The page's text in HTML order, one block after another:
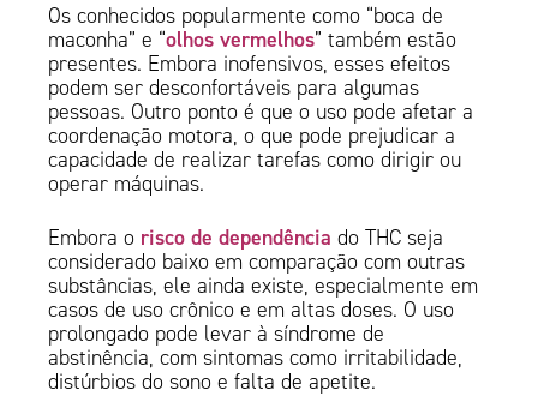
Os conhecidos popularmente como “boca de
maconha” e “olhos vermelhos” também estão
presentes. Embora inofensivos, esses efeitos
podem ser desconfortáveis para algumas
pessoas. Outro ponto é que o uso pode afetar a
coordenação motora, o que pode prejudicar a
capacidade de realizar tarefas como dirigir ou
operar máquinas.
Embora o risco de dependência do THC seja
considerado baixo em comparação com outras
substâncias, ele ainda existe, especialmente em
casos de uso crônico e em altas doses. O uso
prolongado pode levar à síndrome de
abstinência, com sintomas como irritabilidade,
distúrbios do sono e falta de apetite.